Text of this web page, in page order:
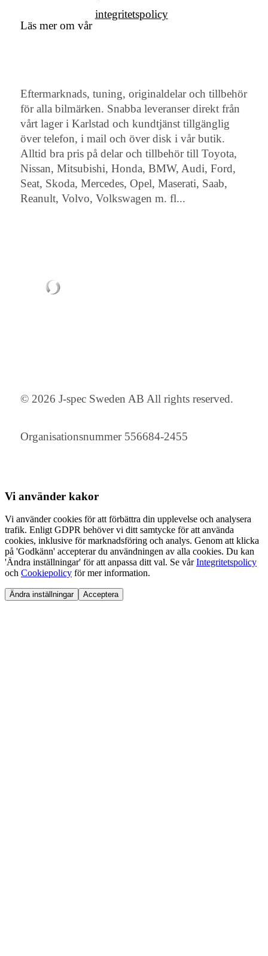
Läs mer om vår
integritetspolicy
Eftermarknads, tuning, originaldelar och tillbehör
för alla bilmärken. Snabba leveranser direkt från
vårt lager i Karlstad och kundtjänst tillgänglig
över telefon, i mail och över disk i vår butik.
Alltid bra pris på delar och tillbehör till Toyota,
Nissan, Mitsubishi, Honda, BMW, Audi, Ford,
Seat, Skoda, Mercedes, Opel, Maserati, Saab,
Reanult, Volvo, Volkswagen m. fl...
© 2026 J-spec Sweden AB All rights reserved.
Organisationsnummer 556684-2455
Vi använder kakor
Vi använder cookies för att förbättra din upplevelse och analysera
trafik. Enligt GDPR behöver vi ditt samtycke för att använda
cookies, inklusive för marknadsföring och analys. Genom att klicka
på 'Godkänn' accepterar du användningen av alla cookies. Du kan
'Ändra inställningar' för att anpassa ditt val. Se vårIntegritetspolicy
och Cookiepolicy för mer information.
Ändra inställningar Acceptera